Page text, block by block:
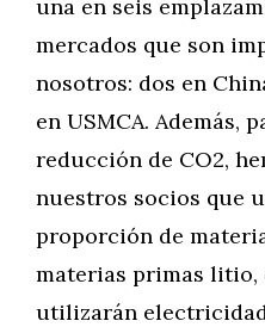
una en seis
mercados que son
nosotros: dos en
en USMCA. Además,
reducción de CO2,
nuestros socios que
proporción de
materias primas
utilizarán